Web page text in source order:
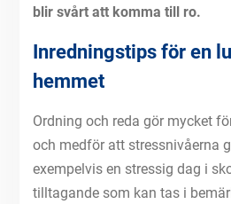
blir svårt att komma till ro.
Inredningstips för en
hemmet
Ordning och reda gör mycket
och medför att stressnivåerna
exempelvis en stressig dag i
tilltagande som kan tas i